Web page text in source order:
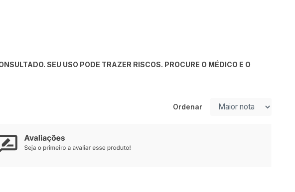
SEU USO PODE TRAZER RISCOS. PROCURE O MÉDICO E O
Ordenar